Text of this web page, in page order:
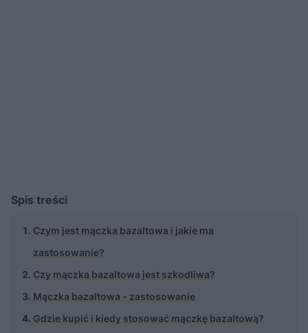
Spis treści
Czym jest mączka bazaltowa i jakie ma
zastosowanie?
Czy mączka bazaltowa jest szkodliwa?
Mączka bazaltowa - zastosowanie
Gdzie kupić i kiedy stosować mączkę bazaltową?